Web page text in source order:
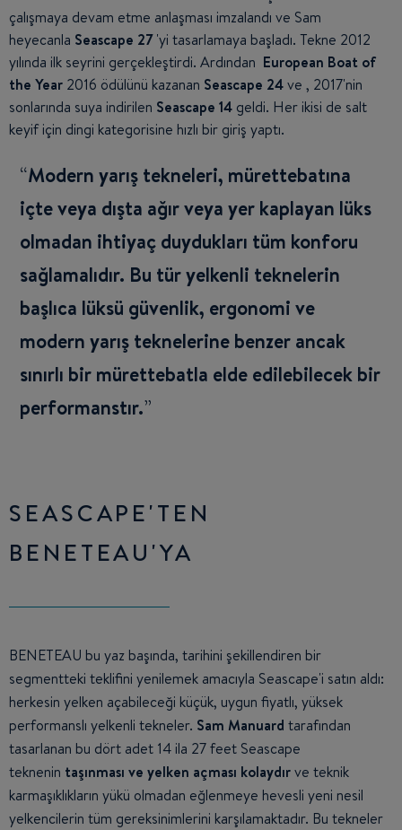
çalışmaya devam etme anlaşması imzalandı ve Sam
heyecanla Seascape 27'yi tasarlamaya başladı. Tekne 2012
yılında ilk seyrini gerçekleştirdi. Ardından European Boat of
the Year 2016 ödülünü kazanan Seascape 24ve , 2017'nin
sonlarında suya indirilen Seascape 14 geldi. Her ikisi de salt
keyif için dingi kategorisine hızlı bir giriş yaptı.
Modern yarış tekneleri, mürettebatına
içte veya dışta ağır veya yer kaplayan lüks
olmadan ihtiyaç duydukları tüm konforu
sağlamalıdır. Bu tür yelkenli teknelerin
başlıca lüksü güvenlik, ergonomi ve
modern yarış teknelerine benzer ancak
sınırlı bir mürettebatla elde edilebilecek bir
performanstır.
SEASCAPE'TEN
BENETEAU'YA
BENETEAU bu yaz başında, tarihini şekillendiren bir
segmentteki teklifini yenilemek amacıyla Seascape'i satın aldı:
herkesin yelken açabileceği küçük, uygun fiyatlı, yüksek
performanslı yelkenli tekneler. Sam Manuard tarafından
tasarlanan bu dört adet 14 ila 27 feet Seascape
teknenin taşınması ve yelken açması kolaydırve teknik
karmaşıklıkların yükü olmadan eğlenmeye hevesli yeni nesil
yelkencilerin tüm gereksinimlerini karşılamaktadır. Bu tekneler